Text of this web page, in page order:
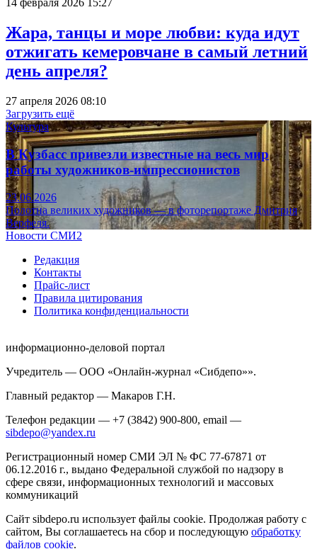
14 февраля 2026 15:27
Жара, танцы и море любви: куда идут
отжигать кемеровчане в самый летний
день апреля?
27 апреля 2026 08:10
Загрузить ещё
Культура
В Кузбасс привезли известные на весь мир
работы художников-импрессионистов
23.06.2026
Полотна великих художников — в фоторепортаже Дмитрия
Верфеля.
Новости СМИ2
Редакция
Контакты
Прайс-лист
Правила цитирования
Политика конфиденциальности
информационно-деловой портал
Учредитель — ООО «Онлайн-журнал «Сибдепо»».
Главный редактор — Макаров Г.Н.
Телефон редакции — +7 (3842) 900-800, email —
sibdepo@yandex.ru
Регистрационный номер СМИ ЭЛ № ФС 77-67871 от
06.12.2016 г., выдано Федеральной службой по надзору в
сфере связи, информационных технологий и массовых
коммуникаций
Сайт sibdepo.ru использует файлы cookie. Продолжая работу с
сайтом, Вы соглашаетесь на сбор и последующую обработку
файлов cookie.